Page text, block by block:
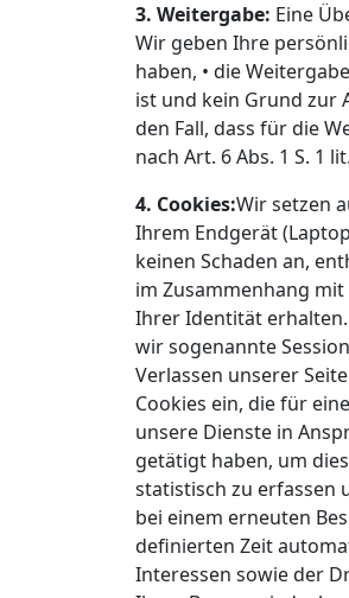
3. Weitergabe: Eine
Wir geben Ihre
haben, • die
ist und kein Grund zur
den Fall, dass für die
nach Art. 6 Abs. 1 S. 1
4. Cookies:Wir setzen
Ihrem Endgerät
keinen Schaden an,
im Zusammenhang
Ihrer Identität erhalten.
wir sogenannte
Verlassen unserer
Cookies ein, die für
unsere Dienste in
getätigt haben, um
statistisch zu erfassen
bei einem erneuten
definierten Zeit
Interessen sowie der